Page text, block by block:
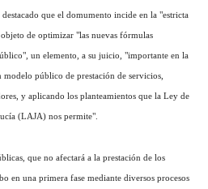
que el domumento incide en la "estricta
de optimizar "las nuevas fórmulas
un elemento, a su juicio, "importante en la
público de prestación de servicios,
y aplicando los planteamientos que la Ley de
(LAJA) nos permite".
que no afectará a la prestación de los
en una primera fase mediante diversos procesos